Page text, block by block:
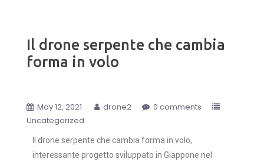
Il drone serpente che cambia
forma in volo
May 12, 2021 drone2
0 comments
Uncategorized
Il drone serpente che cambia forma in volo,
interessante progetto sviluppato in Giappone nel